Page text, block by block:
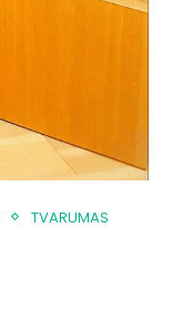
TVARUMAS